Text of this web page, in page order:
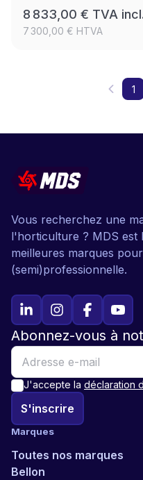
8 833,00 € TVA
7 300,00 € HTVA
1
Vous recherchez une
l'horticulture ? MDS
meilleures marques
(semi)professionnelle.
Marques
Toutes nos marques
Bellon
Abonnez-vous à
J'accepte la déclaration
S'inscrire